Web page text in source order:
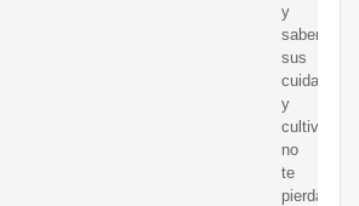
y
saber
sus
cuidados
y
cultivos,
no
te
pierdas